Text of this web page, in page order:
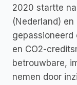
2020 startte
(Nederland) en
gepassioneerd
en CO2-
betrouwbare,
nemen door